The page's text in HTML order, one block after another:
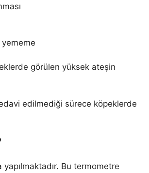
görülen yüksek ateşin
edilmediği sürece köpeklerde
yapılmaktadır. Bu termometre